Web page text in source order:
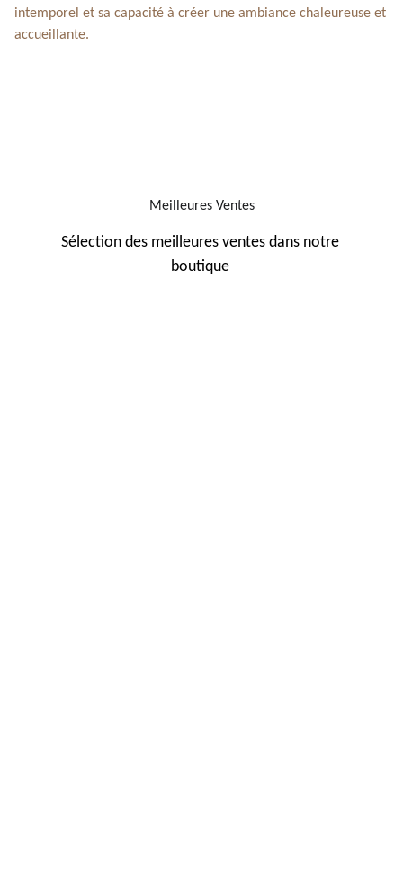
intemporel et sa capacité à créer une ambiance chaleureuse et
accueillante.
Meilleures Ventes
Sélection des meilleures ventes dans notre
boutique